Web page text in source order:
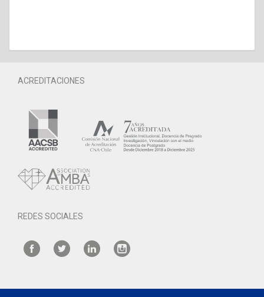
ACREDITACIONES
REDES SOCIALES